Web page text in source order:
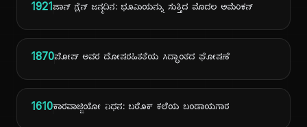
1921ಜಾನ್ ಗ್ಲೆನ್ ಜನ್ಮದಿನ: ಭೂಮಿಯನ್ನು ಸುತ್ತಿದ ಮೊದಲ ಅಮೆರಿಕನ್
1870ಪೋಪ್ ಅವರ ದೋಷರಹಿತತೆಯ ಸಿದ್ಧಾಂತದ ಘೋಷಣೆ
1610ಕಾರವಾಜ್ಜಿಯೋ ನಿಧನ: ಬರೊಕ್ ಕಲೆಯ ಬಂಡಾಯಗಾರ